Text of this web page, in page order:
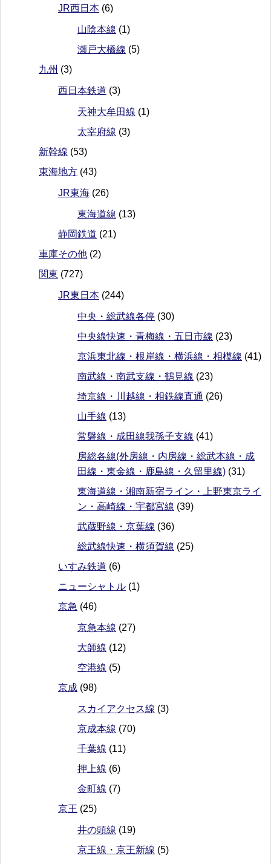
JR西日本 (6)
山陰本線 (1)
瀬戸大橋線 (5)
九州 (3)
西日本鉄道 (3)
天神大牟田線 (1)
太宰府線 (3)
新幹線 (53)
東海地方 (43)
JR東海 (26)
東海道線 (13)
静岡鉄道 (21)
車庫その他 (2)
関東 (727)
JR東日本 (244)
中央・総武線各停 (30)
中央線快速・青梅線・五日市線 (23)
京浜東北線・根岸線・横浜線・相模線 (41)
南武線・南武支線・鶴見線 (23)
埼京線・川越線・相鉄線直通 (26)
山手線 (13)
常磐線・成田線我孫子支線 (41)
房総各線(外房線・内房線・総武本線・成
田線・東金線・鹿島線・久留里線) (31)
東海道線・湘南新宿ライン・上野東京ライ
ン・高崎線・宇都宮線 (39)
武蔵野線・京葉線 (36)
総武線快速・横須賀線 (25)
いすみ鉄道 (6)
ニューシャトル (1)
京急 (46)
京急本線 (27)
大師線 (12)
空港線 (5)
京成 (98)
スカイアクセス線 (3)
京成本線 (70)
千葉線 (11)
押上線 (6)
金町線 (7)
京王 (25)
井の頭線 (19)
京王線・京王新線 (5)